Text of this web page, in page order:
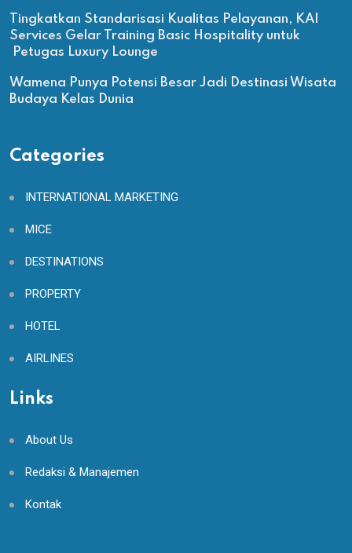
Tingkatkan Standarisasi Kualitas Pelayanan, KAI
Services Gelar Training Basic Hospitality untuk
Petugas Luxury Lounge
Wamena Punya Potensi Besar Jadi Destinasi Wisata
Budaya Kelas Dunia
Categories
INTERNATIONAL MARKETING
MICE
DESTINATIONS
PROPERTY
HOTEL
AIRLINES
Links
About Us
Redaksi & Manajemen
Kontak